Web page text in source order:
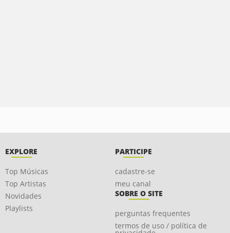
EXPLORE
Top Músicas
Top Artistas
Novidades
Playlists
PARTICIPE
cadastre-se
meu canal
SOBRE O SITE
perguntas frequentes
termos de uso / política de